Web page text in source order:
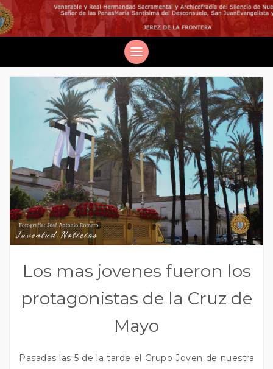
Juventud, Noticias
Los mas jovenes fueron los
protagonistas de la Cruz de
Mayo
Pasadas las 5 de la tarde el Grupo Joven de nuestra